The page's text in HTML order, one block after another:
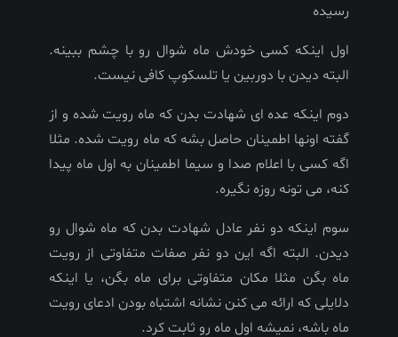
رسیده
اول اینکه کسی خودش ماه شوال رو با چشم ببینه.
البته دیدن با دوربین یا تلسکوپ کافی نیست.
دوم اینکه عده ای شهادت بدن که ماه رویت شده و از
گفته اونها اطمینان حاصل بشه که ماه رویت شده. مثلا
اگه کسی با اعلام صدا و سیما اطمینان به اول ماه پیدا
کنه، می تونه روزه نگیره.
سوم اینکه دو نفر عادل شهادت بدن که ماه شوال رو
دیدن. البته اگه این دو نفر صفات متفاوتی از رویت
ماه بگن مثلا مکان متفاوتی برای ماه بگن، یا اینکه
دلایلی که ارائه می کنن نشانه اشتباه بودن ادعای رویت
ماه باشه، نمیشه اول ماه رو ثابت کرد.